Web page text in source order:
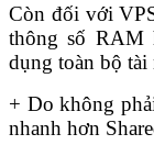
Còn đối với
thông số RAM
dụng toàn bộ tài
+ Do không
nhanh hơn